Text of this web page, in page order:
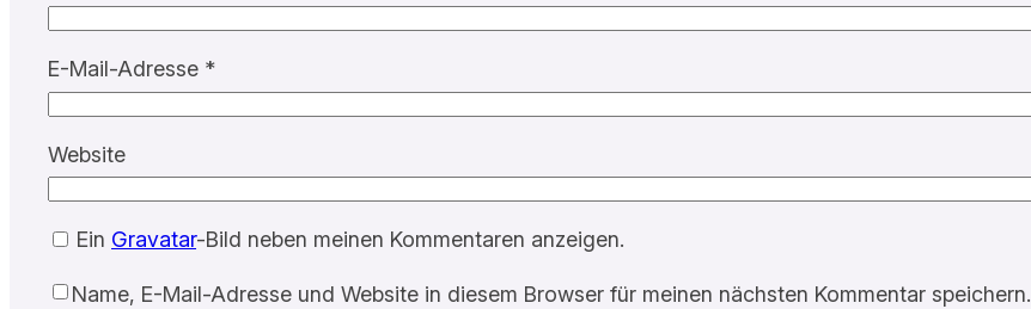
E-Mail-Adresse *
Website
Ein Gravatar-Bild neben meinen Kommentaren anzeigen.
Name, E-Mail-Adresse und Website in diesem Browser für meinen nächsten Kommentar speichern.